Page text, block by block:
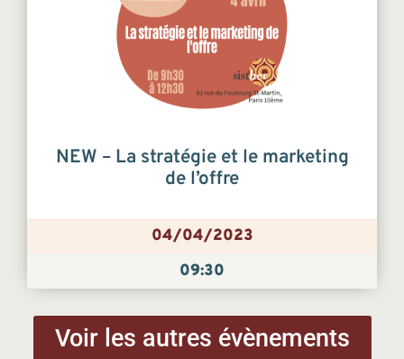
NEW – La stratégie et le marketing
de l’offre
04/04/2023
09:30
Voir les autres évènements